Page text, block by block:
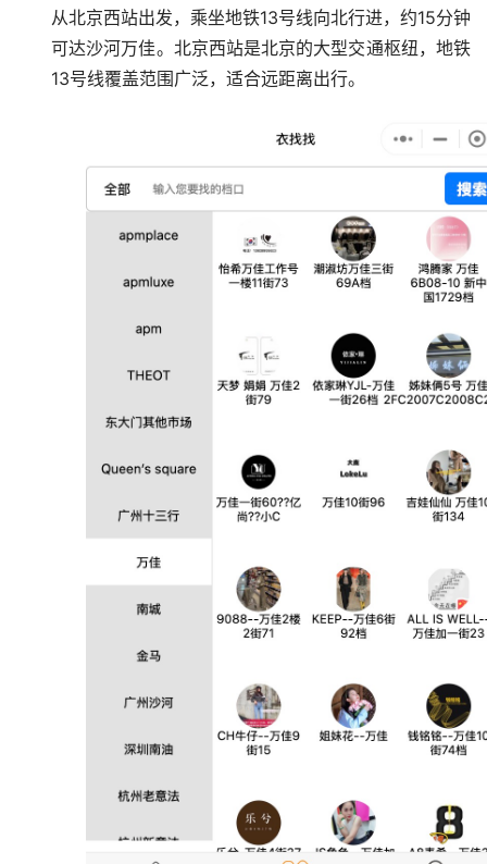
从北京西站出发，乘坐地铁13号线向北行进，约15分钟
可达沙河万佳。北京西站是北京的大型交通枢纽，地铁
13号线覆盖范围广泛，适合远距离出行。